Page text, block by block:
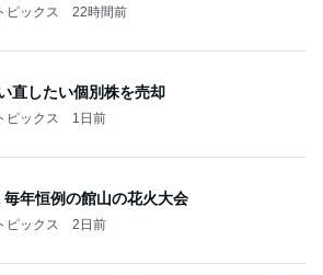
ピックス 22時間前
直したい個別株を売却
ピックス 1日前
年恒例の館山の花火大会
ピックス 2日前